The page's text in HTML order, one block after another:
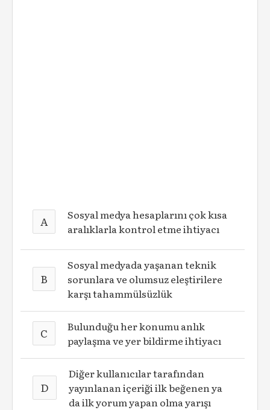
A
Sosyal medya hesaplarını çok kısa
aralıklarla kontrol etme ihtiyacı
B
Sosyal medyada yaşanan teknik
sorunlara ve olumsuz eleştirilere
karşı tahammülsüzlük
C
Bulunduğu her konumu anlık
paylaşma ve yer bildirme ihtiyacı
D
Diğer kullanıcılar tarafından
yayınlanan içeriği ilk beğenen ya
da ilk yorum yapan olma yarışı